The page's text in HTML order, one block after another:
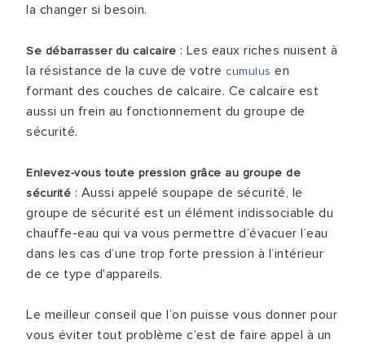
la changer si besoin.
Se débarrasser du calcaire : Les eaux riches nuisent à
la résistance de la cuve de votre cumulus en
formant des couches de calcaire. Ce calcaire est
aussi un frein au fonctionnement du groupe de
sécurité.
Enlevez-vous toute pression grâce au groupe de
sécurité : Aussi appelé soupape de sécurité, le
groupe de sécurité est un élément indissociable du
chauffe-eau qui va vous permettre d’évacuer l’eau
dans les cas d’une trop forte pression à l’intérieur
de ce type d'appareils.
Le meilleur conseil que l’on puisse vous donner pour
vous éviter tout problème c’est de faire appel à un